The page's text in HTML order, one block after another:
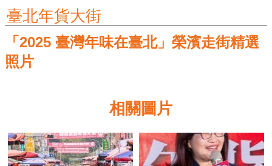
公
告
訊
息
紹
臺北年貨大街
「2025 臺灣年味在臺北」榮濱走街精選
照片
相關圖片